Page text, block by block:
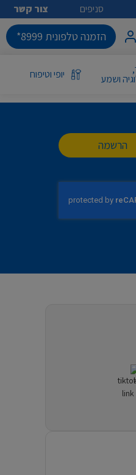
סניפים צור קשר
הזמנה טלפונית 8999*
ושמע יופי וטיפוח
הרשמה